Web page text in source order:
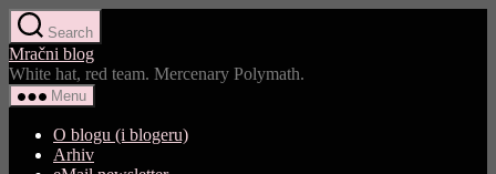
Skip
to
the
content
Search
Mračni blog
White hat, red team. Mercenary Polymath.
Menu
O blogu (i blogeru)
Arhiv